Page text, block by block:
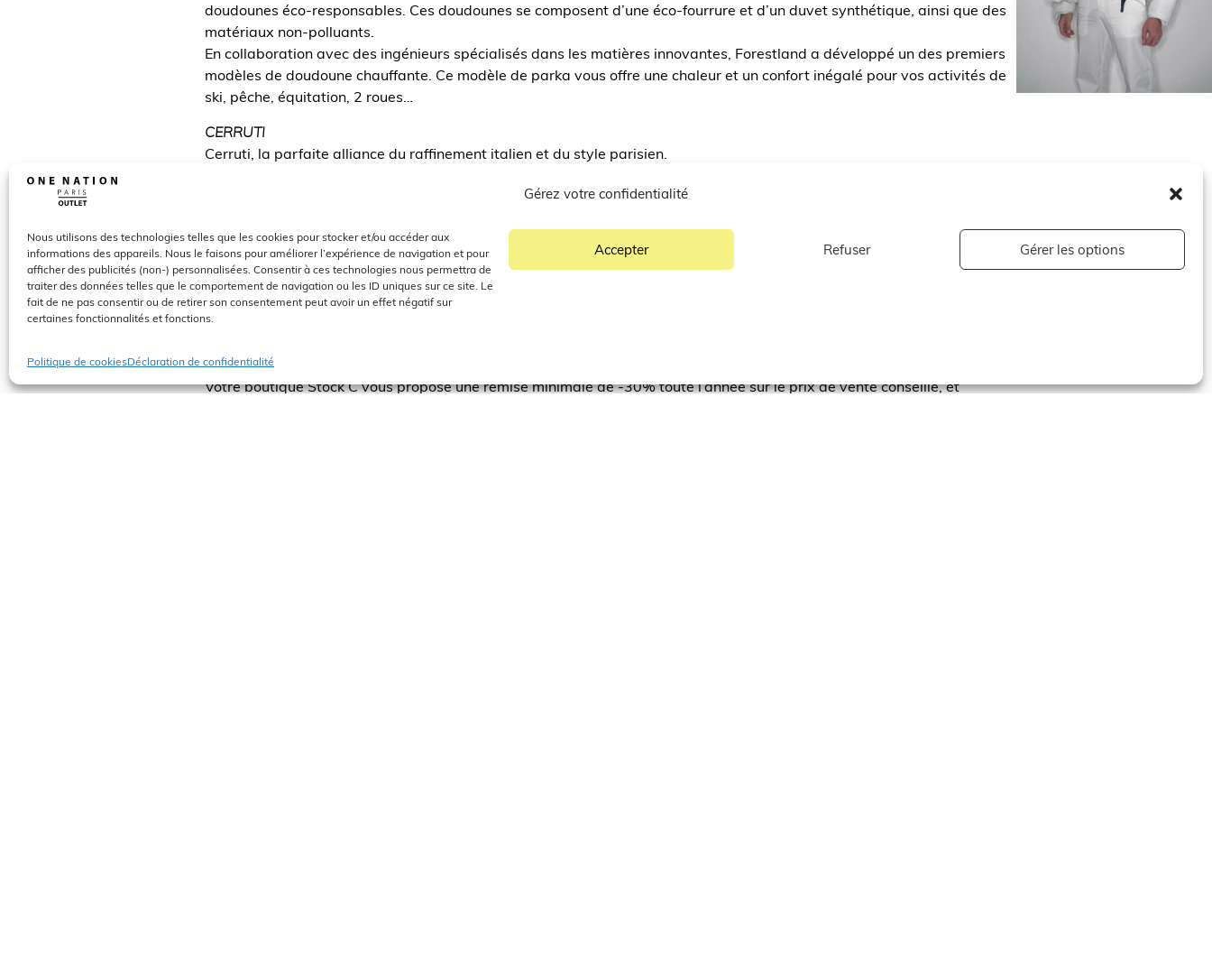
Gérez votre confidentialité
Nous utilisons des technologies telles que les cookies pour stocker et/ou accéder aux
informations des appareils. Nous le faisons pour améliorer l’expérience de navigation et pour
afficher des publicités (non-) personnalisées. Consentir à ces technologies nous permettra de
traiter des données telles que le comportement de navigation ou les ID uniques sur ce site. Le
fait de ne pas consentir ou de retirer son consentement peut avoir un effet négatif sur
certaines fonctionnalités et fonctions.
Accepter Refuser Gérer les options
Politique de cookiesDéclaration de confidentialité
doudounes éco-responsables. Ces doudounes se composent d’une éco-fourrure et d’un duvet synthétique, ainsi que des
matériaux non-polluants.
En collaboration avec des ingénieurs spécialisés dans les matières innovantes, Forestland a développé un des premiers
modèles de doudoune chauffante. Ce modèle de parka vous offre une chaleur et un confort inégalé pour vos activités de
ski, pêche, équitation, 2 roues…
CERRUTI
Cerruti, la parfaite alliance du raffinement italien et du style parisien.
ne tarda pas à se développer. Au cours des décennies, Cerruti a su construire un véritable empire du luxe se déclinant
Cerruti est une marque qui fait aujourd’hui figure d’excellence, de modernisme et de raffinement.
Informations utiles
Votre boutique Stock C vous propose une remise minimale de -30% toute l’année sur le prix de vente conseillé, et